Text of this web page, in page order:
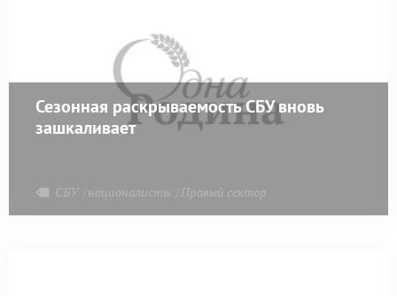
Сезонная раскрываемость СБУ вновь
зашкаливает
СБУ националисты Правый сектор